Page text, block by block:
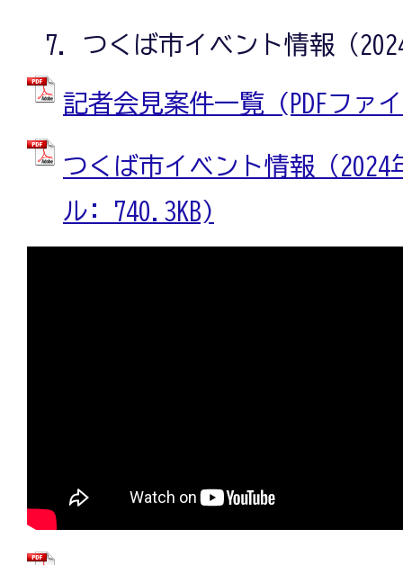
つくば市イベント情報（
記者会見案件一覧 (PDFファ
つくば市イベント情報（2024
ル: 740.3KB)